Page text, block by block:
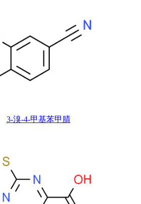
3-溴-4-甲基苯甲腈